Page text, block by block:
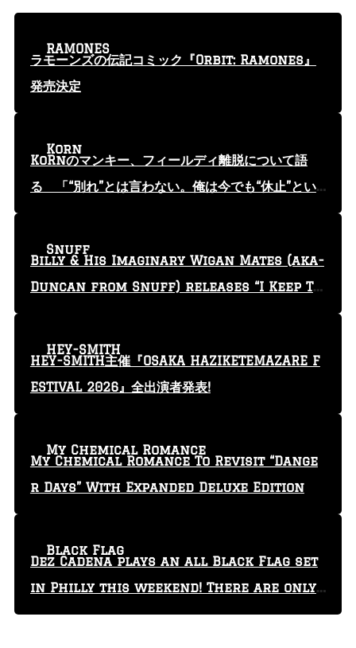
ラモーンズの伝記コミック『Orbit: Ramones』
発売決定
RAMONES
KoRnのマンキー、フィールディ離脱について語
る 「“別れ”とは言わない。俺は今でも“休止”とい
Korn
Billy & His Imaginary Wigan Mates (aka-
Duncan from Snuff) releases “I Keep Tr
Snuff
HEY-SMITH主催『OSAKA HAZIKETEMAZARE F
ESTIVAL 2026』全出演者発表!
HEY-SMITH
My Chemical Romance To Revisit “Dange
r Days” With Expanded Deluxe Edition
My Chemical Romance
Dez Cadena plays an all Black Flag set
in Philly this weekend! There are only
29 tickets left!
Black Flag